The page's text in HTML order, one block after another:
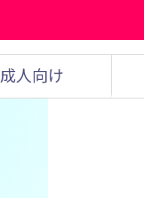
成人向け